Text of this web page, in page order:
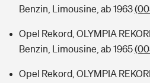
Benzin, Limousine, ab 1963
Opel Rekord, OLYMPIA
Benzin, Limousine, ab 1965
Opel Rekord, OLYMPIA